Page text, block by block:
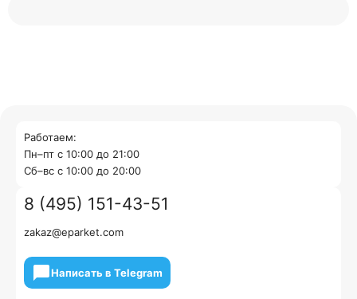
Работаем:
Пн–пт с 10:00 до 21:00
Cб–вс с 10:00 до 20:00
8 (495) 151-43-51
zakaz@eparket.com
Написать в Telegram